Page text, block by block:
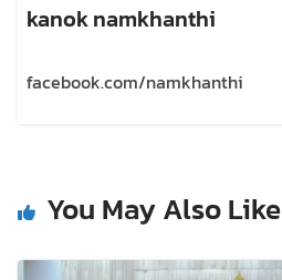
kanok namkhanthi
facebook.com/namkhanthi
You May Also Like